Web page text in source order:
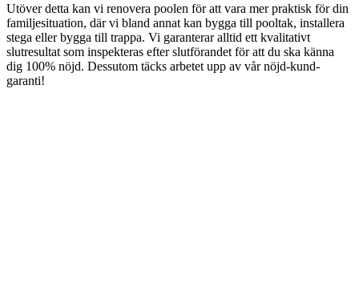
Utöver detta kan vi renovera poolen för att vara mer praktisk för din
familjesituation, där vi bland annat kan bygga till pooltak, installera
stega eller bygga till trappa. Vi garanterar alltid ett kvalitativt
slutresultat som inspekteras efter slutförandet för att du ska känna
dig 100% nöjd. Dessutom täcks arbetet upp av vår nöjd-kund-
garanti!